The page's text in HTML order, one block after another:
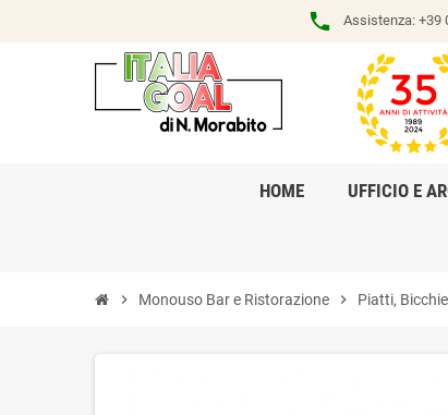
phone Assistenza: +39
HOME UFFICIO E
chevron_right Monouso Bar e Ristorazione chevron_right Piatti,